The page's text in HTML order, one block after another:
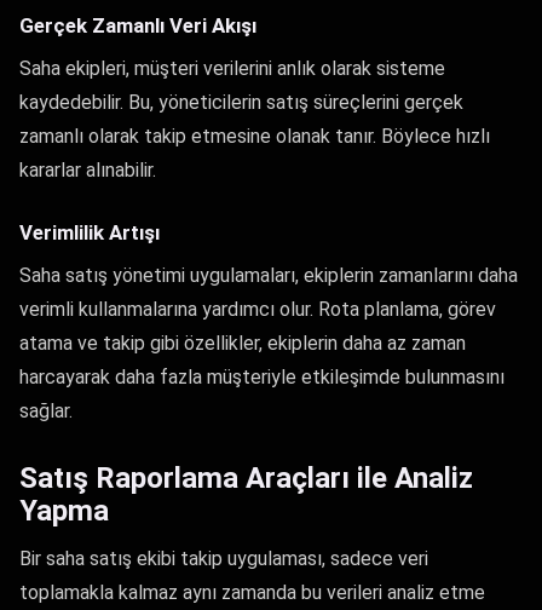
Gerçek Zamanlı Veri Akışı
Saha ekipleri, müşteri verilerini anlık olarak sisteme
kaydedebilir. Bu, yöneticilerin satış süreçlerini gerçek
zamanlı olarak takip etmesine olanak tanır. Böylece hızlı
kararlar alınabilir.
Verimlilik Artışı
Saha satış yönetimi uygulamaları, ekiplerin zamanlarını daha
verimli kullanmalarına yardımcı olur. Rota planlama, görev
atama ve takip gibi özellikler, ekiplerin daha az zaman
harcayarak daha fazla müşteriyle etkileşimde bulunmasını
sağlar.
Satış Raporlama Araçları ile Analiz
Yapma
Bir saha satış ekibi takip uygulaması, sadece veri
toplamakla kalmaz aynı zamanda bu verileri analiz etme